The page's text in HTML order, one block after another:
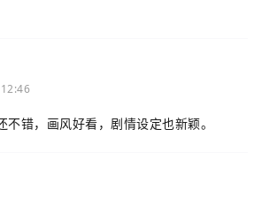
错，画风好看，剧情设定也新颖。